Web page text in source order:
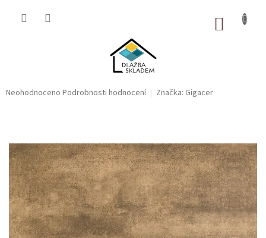
Průměrné
z
5
hvězdiček.
Neohodnoceno Podrobnosti hodnocení Značka: Gigacer